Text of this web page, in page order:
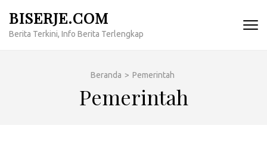
konten
BISERJE.COM
Berita Terkini, Info Berita Terlengkap
Beranda > Pemerintah
Pemerintah